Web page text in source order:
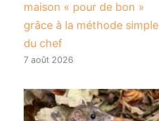
maison « pour de bon »
grâce à la méthode simple
du chef
7 août 2026